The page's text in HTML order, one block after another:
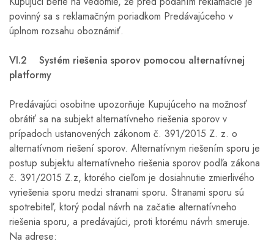
povinný sa s reklamačným poriadkom Predávajúceho v
úplnom rozsahu oboznámiť.
VI.2 Systém riešenia sporov pomocou alternatívnej
platformy
Predávajúci osobitne upozorňuje Kupujúceho na možnosť
obrátiť sa na subjekt alternatívneho riešenia sporov v
prípadoch ustanovených zákonom č. 391/2015 Z. z. o
alternatívnom riešení sporov. Alternatívnym riešením sporu je
postup subjektu alternatívneho riešenia sporov podľa zákona
č. 391/2015 Z.z, ktorého cieľom je dosiahnutie zmierlivého
vyriešenia sporu medzi stranami sporu. Stranami sporu sú
spotrebiteľ, ktorý podal návrh na začatie alternatívneho
riešenia sporu, a predávajúci, proti ktorému návrh smeruje.
Na adrese: